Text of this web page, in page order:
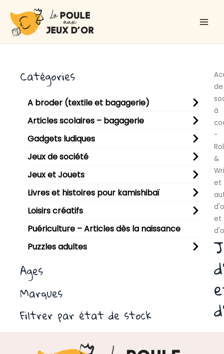
contenu
Catégories
A broder (textile et bagagerie)
Articles scolaires – bagagerie
Gadgets ludiques
Jeux de société
Jeux et Jouets
Livres et histoires pour kamishibaï
Loisirs créatifs
Puériculture – Articles dès la naissance
Puzzles adultes
Ages
Marques
Filtrer par état de stock
de
à
-
&
et
et